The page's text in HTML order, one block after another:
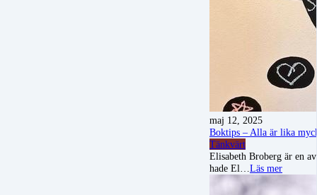
maj 12, 2025
Boktips – Alla är lika
Tänkvärt
Elisabeth Broberg är en
hade El… Läs mer